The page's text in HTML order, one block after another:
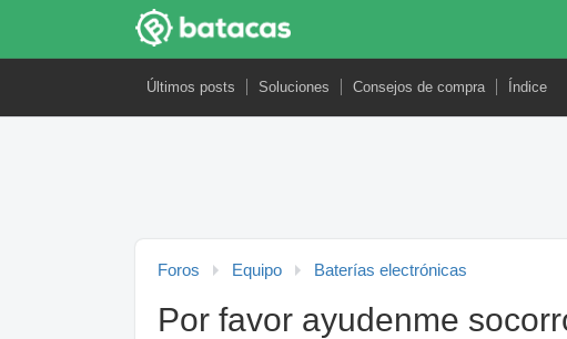
Últimos posts Soluciones Consejos de compra Índice
Foros Equipo Baterías electrónicas
Por favor ayudenme